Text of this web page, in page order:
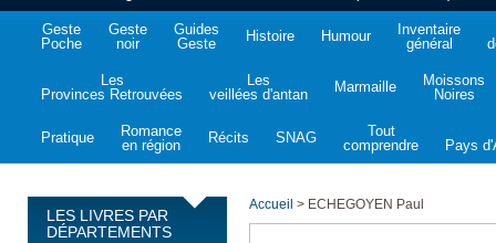
Geste
Poche
Geste
noir
Guides
Geste
Histoire Humour
Inventaire
général
Les
Provinces Retrouvées
Les
veillées d'antan
Marmaille
Moissons
Noires
Pratique
Romance
en région
Récits SNAG
Tout
comprendre
Pays
LES LIVRES PAR
DÉPARTEMENTS
Accueil > ECHEGOYEN Paul